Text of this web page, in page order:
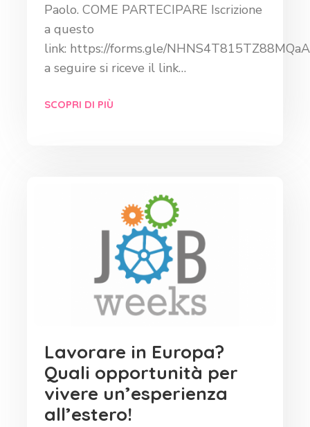
Paolo. COME PARTECIPARE Iscrizione
a questo
link: https://forms.gle/
a seguire si riceve il link…
SCOPRI DI PIÙ
Lavorare in Europa?
Quali opportunità per
vivere un’esperienza
all’estero!